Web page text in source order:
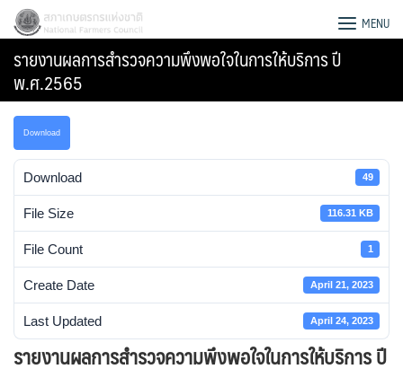
Skip
content
Search
สภาเกษตรกรแห่งชาติ MENU
รายงานผลการสำรวจความพึงพอใจในการให้บริการ ปี
พ.ศ.2565
Download
Download 49
File Size 116.31 KB
File Count 1
Create Date April 21, 2023
Last Updated April 24, 2023
รายงานผลการสำรวจความพึงพอใจในการให้บริการ ปี